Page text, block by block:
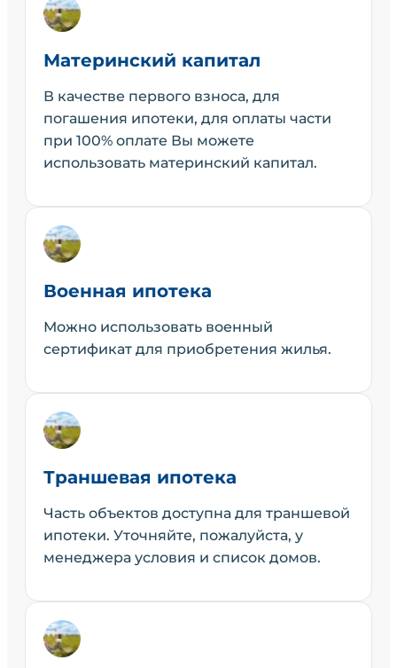
Материнский капитал
В качестве первого взноса, для
погашения ипотеки, для оплаты части
при 100% оплате Вы можете
использовать материнский капитал.
Военная ипотека
Можно использовать военный
сертификат для приобретения жилья.
Траншевая ипотека
Часть объектов доступна для траншевой
ипотеки. Уточняйте, пожалуйста, у
менеджера условия и список домов.